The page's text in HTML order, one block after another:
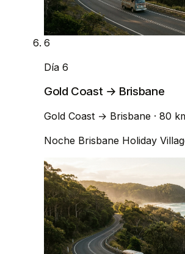
6
Día 6
Gold Coast → Brisbane
Gold Coast → Brisbane · 80
Noche Brisbane Holiday